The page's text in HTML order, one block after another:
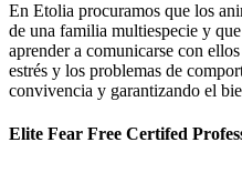
En Etolia procuramos que los
de una familia multiespecie y
aprender a comunicarse con
estrés y los problemas de
convivencia y garantizando el
Elite Fear Free Certifed